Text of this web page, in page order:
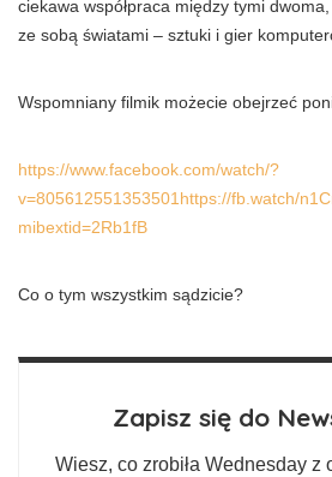
ciekawa współpraca między tymi
ze sobą światami – sztuki i gier
Wspomniany filmik możecie obejrzeć
https://www.facebook.com/watch/?
v=805612551353501https://fb.watch/
mibextid=2Rb1fB
Co o tym wszystkim sądzicie?
Zapisz się do
Wiesz, co zrobiła Wednesday z